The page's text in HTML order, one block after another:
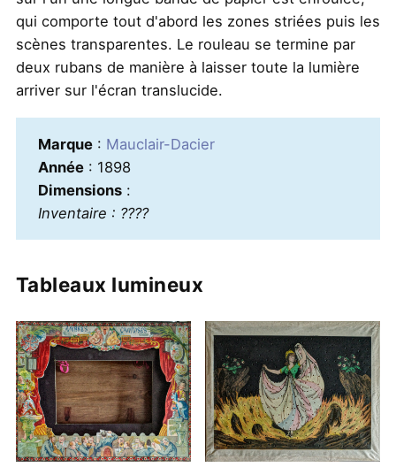
qui comporte tout d'abord les zones striées puis les
scènes transparentes. Le rouleau se termine par
deux rubans de manière à laisser toute la lumière
arriver sur l'écran translucide.
Marque: Mauclair-Dacier
Année: 1898
Dimensions:
Inventaire : ????
Tableaux lumineux